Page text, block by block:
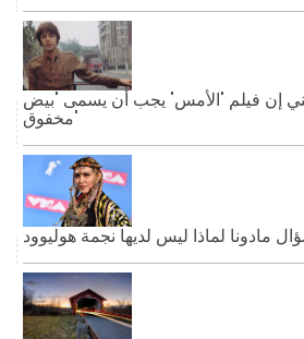
إن فيلم 'الأمس' يجب أن يسمى 'بيض
مخفوق'
مادونا لماذا ليس لديها نجمة هوليوود